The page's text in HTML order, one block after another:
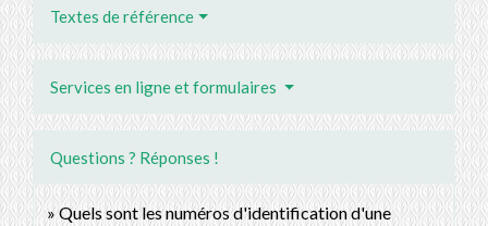
Textes de référence
Services en ligne et formulaires
Questions ? Réponses !
Quels sont les numéros d'identification d'une